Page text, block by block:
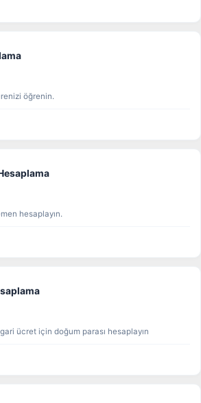
öğrenin.
hesaplayın.
ücret için doğum parası hesaplayın